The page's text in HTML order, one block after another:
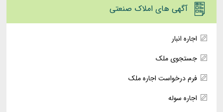
آگهی های املاک صنعتی
اجاره انبار
جستجوی ملک
فرم درخواست اجاره ملک
اجاره سوله